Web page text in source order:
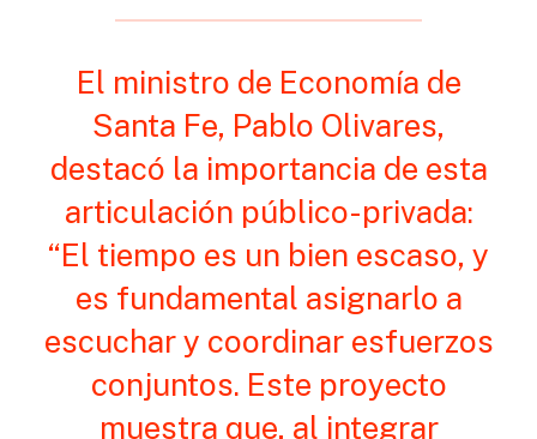
El ministro de Economía de
Santa Fe, Pablo Olivares,
destacó la importancia de esta
articulación público-privada:
“El tiempo es un bien escaso, y
es fundamental asignarlo a
escuchar y coordinar esfuerzos
conjuntos. Este proyecto
muestra que, al integrar